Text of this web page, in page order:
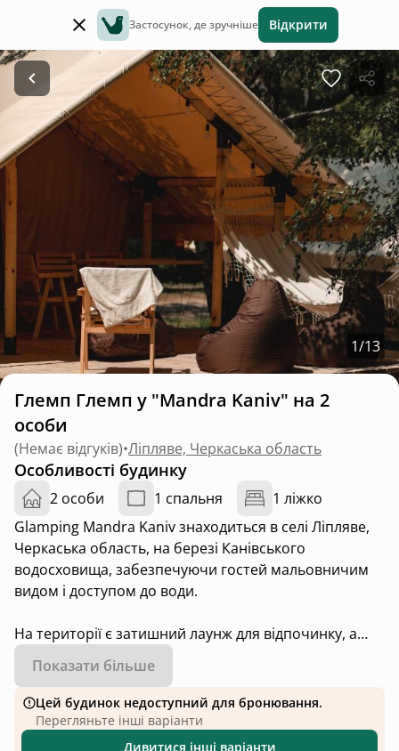
Застосунок, де зручніше Відкрити
1/13
Глемп Глемп у "Mandra Kaniv" на 2
особи
(Немає відгуків)•Ліпляве, Черкаська область
Особливості будинку
2 особи 1 спальня
1 ліжко
Glamping Mandra Kanіv знаходиться в селі Ліпляве,
Черкаська область, на березі Канівського
водосховища, забезпечуючи гостей мальовничим
видом і доступом до води.
На території є затишний лаунж для відпочинку, а
місцевість навколо — ідеальна для риболовлі та
приємного проведення часу на природі.
Показати більше
Цей будинок недоступний для бронювання.
Перегляньте інші варіанти
Дивитися інші варіанти